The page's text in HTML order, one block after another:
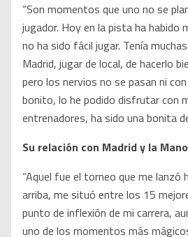
“Son momentos que uno no se
jugador. Hoy en la pista ha habido
no ha sido fácil jugar. Tenía
Madrid, jugar de local, de hacerlo
pero los nervios no se pasan ni
bonito, lo he podido disfrutar con
entrenadores, ha sido una bonita
Su relación con Madrid y la
“Aquel fue el torneo que me lanzó
arriba, me situó entre los 15
punto de inflexión de mi carrera,
uno de los momentos más